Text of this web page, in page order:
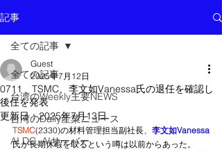
記事
全ての記事
台湾のWeekly主要NEWS
台湾のDaily産業ニュース
AI DC, AIサーバー
全ての記事
0711 TSMC、李文如Vanessa氏の退任を確認し
後任を発表
Guest
2025年7月12日
更新日：2025年7月13日
TSMC(2330)の材料管理担当副社長、 李文如Vanessa
氏が長期休暇を取るという噂は以前からあった。